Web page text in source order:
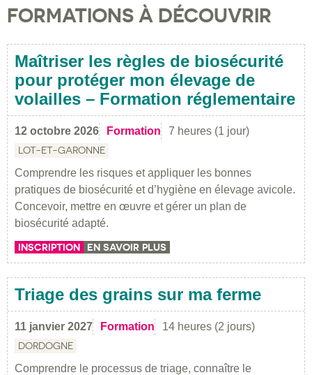
FORMATIONS À DÉCOUVRIR
Maîtriser les règles de biosécurité
pour protéger mon élevage de
volailles – Formation réglementaire
12 octobre 2026 Formation 7 heures (1 jour)
LOT-ET-GARONNE
Comprendre les risques et appliquer les bonnes
pratiques de biosécurité et d’hygiène en élevage avicole.
Concevoir, mettre en œuvre et gérer un plan de
biosécurité adapté.
INSCRIPTION EN SAVOIR PLUS
Triage des grains sur ma ferme
11 janvier 2027 Formation 14 heures (2 jours)
DORDOGNE
Comprendre le processus de triage, connaître le